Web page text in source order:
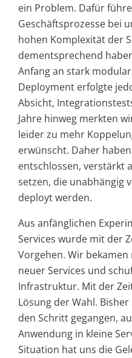
ein Problem. Dafür
Geschäftsprozesse bei
hohen Komplexität der
dementsprechend
Anfang an stark
Deployment erfolgte
Absicht,
Jahre hinweg merkten
leider zu mehr
erwünscht. Daher
entschlossen, verstärkt
setzen, die unabhängig
deployt werden.
Aus anfänglichen
Services wurde mit der
Vorgehen. Wir
neuer Services und
Infrastruktur. Mit der
Lösung der Wahl.
den Schritt gegangen,
Anwendung in kleine
Situation hat uns die